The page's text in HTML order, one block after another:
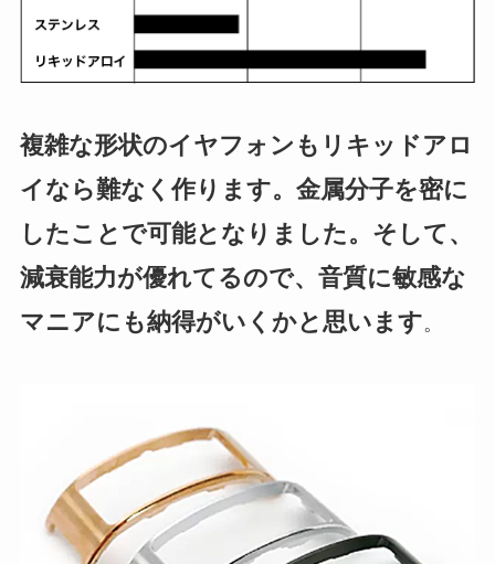
複雑な形状のイヤフォンもリキッドアロ
イなら難なく作ります。金属分子を密に
したことで可能となりました。そして、
減衰能力が優れてるので、音質に敏感な
マニアにも納得がいくかと思います。